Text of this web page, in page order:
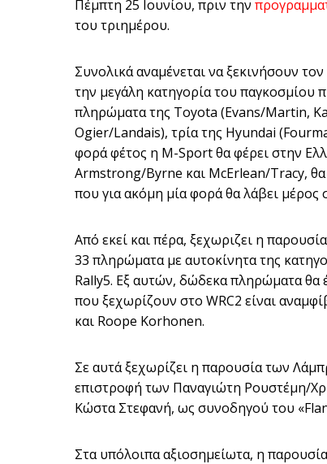
Πέμπτη 25 Ιουνίου, πριν την
του τριημέρου.
Συνολικά αναμένεται να ξεκινήσουν
την μεγάλη κατηγορία του παγκοσμίου
πληρώματα της Toyota (Evans/Martin,
Ogier/Landais), τρία της Hyundai
φορά φέτος η M-Sport θα φέρει στην
Armstrong/Byrne και McErlean/Tracy,
που για ακόμη μία φορά θα λάβει μέρος
Από εκεί και πέρα, ξεχωριζει η
33 πληρώματα με αυτοκίνητα της
Rally5. Εξ αυτών, δώδεκα πληρώματα θα
που ξεχωρίζουν στο WRC2 είναι
και Roope Korhonen.
Σε αυτά ξεχωρίζει η παρουσία των
επιστροφή των Παναγιώτη Ρουστέμη/
Κώστα Στεφανή, ως συνοδηγού του
Στα υπόλοιπα αξιοσημείωτα, η